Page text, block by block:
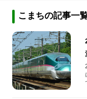
こまちの記事一